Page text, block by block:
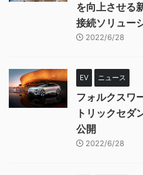
を向上させる
接続ソリュー
2022/6/28
EV ニュース
フォルクスワ
トリックセダ
公開
2022/6/28